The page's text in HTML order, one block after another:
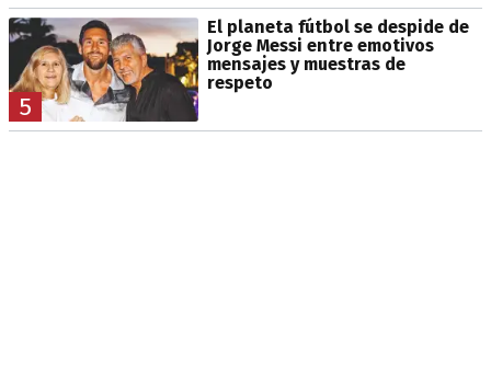
5
El planeta fútbol se despide de
Jorge Messi entre emotivos
mensajes y muestras de
respeto